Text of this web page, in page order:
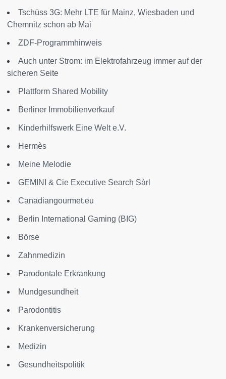
Tschüss 3G: Mehr LTE für Mainz, Wiesbaden und
Chemnitz schon ab Mai
ZDF-Programmhinweis
Auch unter Strom: im Elektrofahrzeug immer auf der
sicheren Seite
Plattform Shared Mobility
Berliner Immobilienverkauf
Kinderhilfswerk Eine Welt e.V.
Hermès
Meine Melodie
GEMINI & Cie Executive Search Sàrl
Canadiangourmet.eu
Berlin International Gaming (BIG)
Börse
Zahnmedizin
Parodontale Erkrankung
Mundgesundheit
Parodontitis
Krankenversicherung
Medizin
Gesundheitspolitik